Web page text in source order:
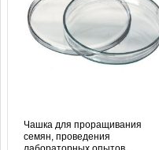
Чашка для проращивания
семян, проведения